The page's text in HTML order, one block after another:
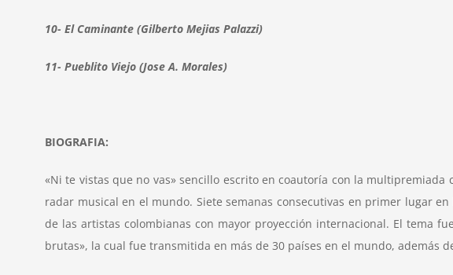
10- El Caminante (Gilberto Mejias Palazzi)
11- Pueblito Viejo (Jose A. Morales)
BIOGRAFIA:
«Ni te vistas que no vas» sencillo escrito en coautoría con la
radar musical en el mundo. Siete semanas consecutivas en primer lugar
de las artistas colombianas con mayor proyección internacional. El tema
brutas», la cual fue transmitida en más de 30 países en el mundo, además